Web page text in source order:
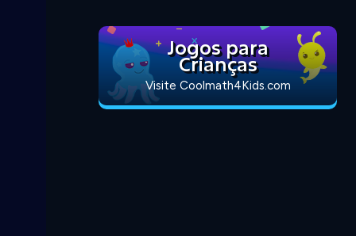
Jogos para
Crianças
Visite Coolmath4Kids.com